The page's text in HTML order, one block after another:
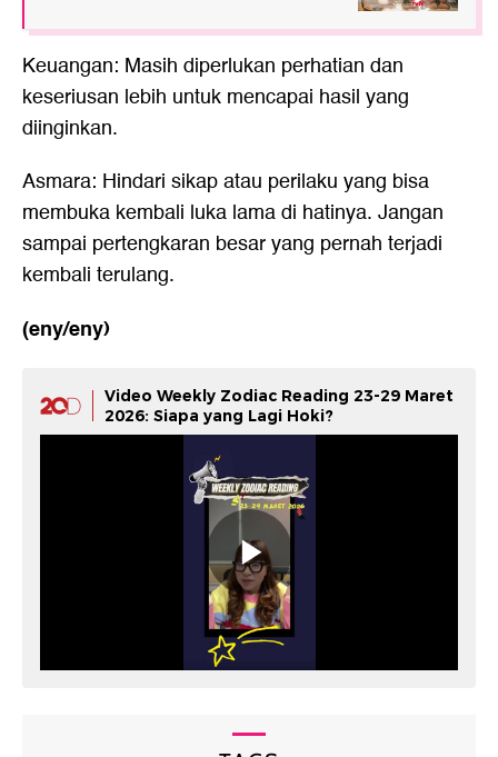
Keuangan: Masih diperlukan perhatian dan
keseriusan lebih untuk mencapai hasil yang
diinginkan.
Asmara: Hindari sikap atau perilaku yang bisa
membuka kembali luka lama di hatinya. Jangan
sampai pertengkaran besar yang pernah terjadi
kembali terulang.
(eny/eny)
Video Weekly Zodiac Reading 23-29 Maret
2026: Siapa yang Lagi Hoki?